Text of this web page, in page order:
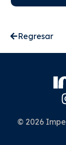
Regresar
© 2026